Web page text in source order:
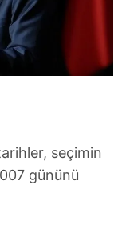
seçimin
gününü